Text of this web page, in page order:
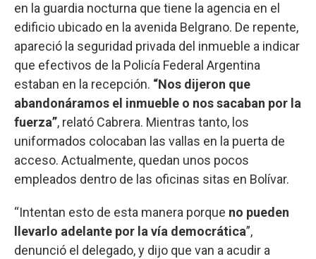
en la guardia nocturna que tiene la agencia en el
edificio ubicado en la avenida Belgrano. De repente,
apareció la seguridad privada del inmueble a indicar
que efectivos de la Policía Federal Argentina
estaban en la recepción. “Nos dijeron que
abandonáramos el inmueble o nos sacaban por la
fuerza”, relató Cabrera. Mientras tanto, los
uniformados colocaban las vallas en la puerta de
acceso. Actualmente, quedan unos pocos
empleados dentro de las oficinas sitas en Bolívar.
“Intentan esto de esta manera porque no pueden
llevarlo adelante por la vía democrática”,
denunció el delegado, y dijo que van a acudir a